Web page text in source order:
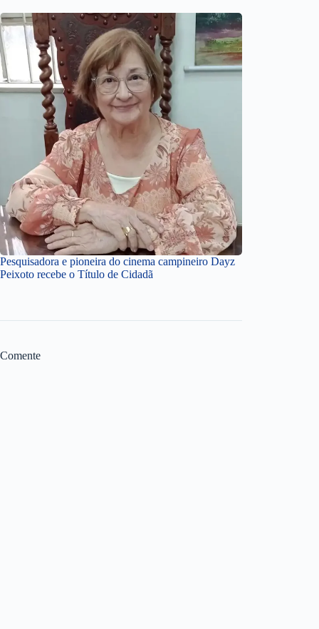
Pesquisadora e pioneira do cinema campineiro Dayz
Peixoto recebe o Título de Cidadã
Comente